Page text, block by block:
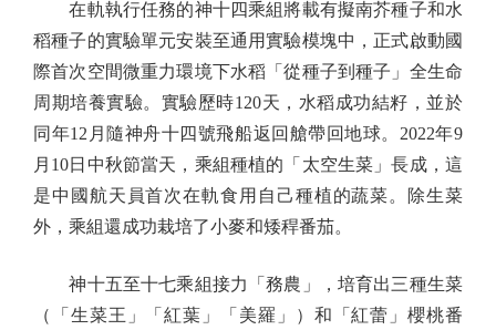
在軌執行任務的神十四乘組將載有擬南芥種子和水
稻種子的實驗單元安裝至通用實驗模塊中，正式啟動國
際首次空間微重力環境下水稻「從種子到種子」全生命
周期培養實驗。實驗歷時120天，水稻成功結籽，並於
同年12月隨神舟十四號飛船返回艙帶回地球。2022年9
月10日中秋節當天，乘組種植的「太空生菜」長成，這
是中國航天員首次在軌食用自己種植的蔬菜。除生菜
外，乘組還成功栽培了小麥和矮稈番茄。
神十五至十七乘組接力「務農」，培育出三種生菜
（「生菜王」「紅葉」「美羅」）和「紅蕾」櫻桃番